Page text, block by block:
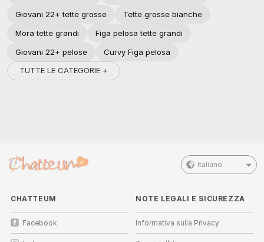
Giovani 22+ tette grosse
Tette grosse bianche
Mora tette grandi
Figa pelosa tette grandi
Giovani 22+ pelose
Curvy Figa pelosa
TUTTE LE CATEGORIE +
Italiano
CHATTEUM
Facebook
NOTE LEGALI E SICUREZZA
Informativa sulla Privacy